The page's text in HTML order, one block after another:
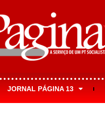
JORNAL PÁGINA 13